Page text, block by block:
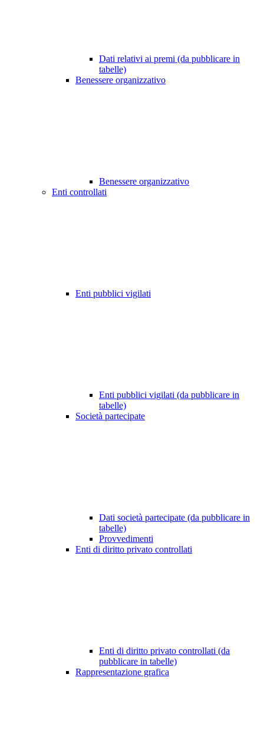
Dati relativi ai premi (da pubblicare in
tabelle)
Benessere organizzativo
Benessere organizzativo
Enti controllati
Enti pubblici vigilati
Enti pubblici vigilati (da pubblicare in
tabelle)
Società partecipate
Dati società partecipate (da pubblicare in
tabelle)
Provvedimenti
Enti di diritto privato controllati
Enti di diritto privato controllati (da
pubblicare in tabelle)
Rappresentazione grafica